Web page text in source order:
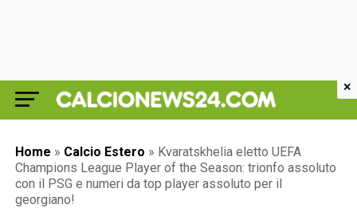
Home » Calcio Estero » Kvaratskhelia eletto UEFA
Champions League Player of the Season: trionfo assoluto
con il PSG e numeri da top player assoluto per il
georgiano!
×